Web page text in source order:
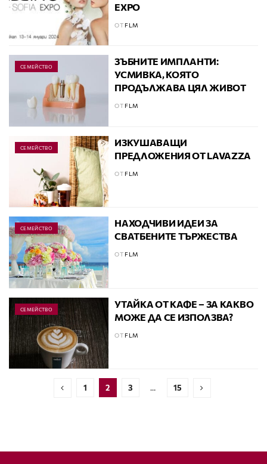
EXPO
ОТ FLM
СЕМЕЙСТВО
ЗЪБНИТЕ ИМПЛАНТИ:
УСМИВКА, КОЯТО
ПРОДЪЛЖАВА ЦЯЛ ЖИВОТ
ОТ FLM
СЕМЕЙСТВО
ИЗКУШАВАЩИ
ПРЕДЛОЖЕНИЯ ОТ LAVAZZA
ОТ FLM
СЕМЕЙСТВО
НАХОДЧИВИ ИДЕИ ЗА
СВАТБЕНИТЕ ТЪРЖЕСТВА
ОТ FLM
СЕМЕЙСТВО
УТАЙКА ОТ КАФЕ – ЗА КАКВО
МОЖЕ ДА СЕ ИЗПОЛЗВА?
ОТ FLM
1 2 3 … 15